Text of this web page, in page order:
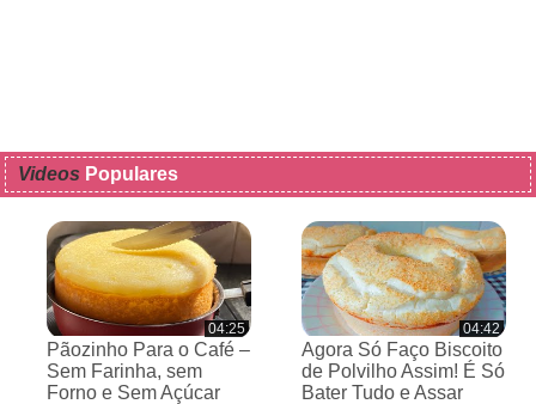
Videos Populares
04:25
Pãozinho Para o Café –
Sem Farinha, sem
Forno e Sem Açúcar
04:42
Agora Só Faço Biscoito
de Polvilho Assim! É Só
Bater Tudo e Assar